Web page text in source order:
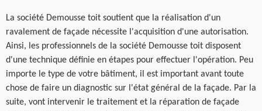
La société Demousse toit soutient que la réalisation d'un
ravalement de façade nécessite l'acquisition d'une autorisation.
Ainsi, les professionnels de la société Demousse toit disposent
d'une technique définie en étapes pour effectuer l'opération. Peu
importe le type de votre bâtiment, il est important avant toute
chose de faire un diagnostic sur l'état général de la façade. Par la
suite, vont intervenir le traitement et la réparation de façade